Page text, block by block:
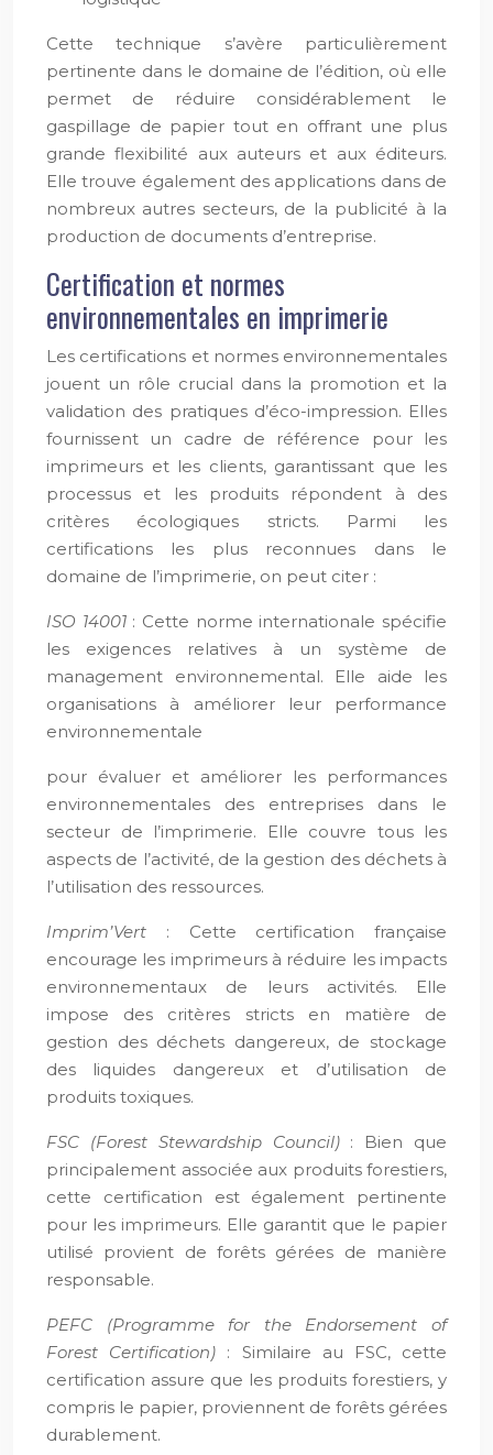
Cette technique s’avère particulièrement
pertinente dans le domaine de l’édition, où elle
permet de réduire considérablement le
gaspillage de papier tout en offrant une plus
grande flexibilité aux auteurs et aux éditeurs.
Elle trouve également des applications dans de
nombreux autres secteurs, de la publicité à la
production de documents d’entreprise.
Certification et normes
environnementales en imprimerie
Les certifications et normes environnementales
jouent un rôle crucial dans la promotion et la
validation des pratiques d’éco-impression. Elles
fournissent un cadre de référence pour les
imprimeurs et les clients, garantissant que les
processus et les produits répondent à des
critères écologiques stricts. Parmi les
certifications les plus reconnues dans le
domaine de l’imprimerie, on peut citer :
ISO 14001 : Cette norme internationale spécifie
les exigences relatives à un système de
management environnemental. Elle aide les
organisations à améliorer leur performance
environnementale
pour évaluer et améliorer les performances
environnementales des entreprises dans le
secteur de l’imprimerie. Elle couvre tous les
aspects de l’activité, de la gestion des déchets à
l’utilisation des ressources.
Imprim’Vert : Cette certification française
encourage les imprimeurs à réduire les impacts
environnementaux de leurs activités. Elle
impose des critères stricts en matière de
gestion des déchets dangereux, de stockage
des liquides dangereux et d’utilisation de
produits toxiques.
FSC (Forest Stewardship Council): Bien que
principalement associée aux produits forestiers,
cette certification est également pertinente
pour les imprimeurs. Elle garantit que le papier
utilisé provient de forêts gérées de manière
responsable.
PEFC (Programme for the Endorsement of
Forest Certification) : Similaire au FSC, cette
certification assure que les produits forestiers, y
compris le papier, proviennent de forêts gérées
durablement.